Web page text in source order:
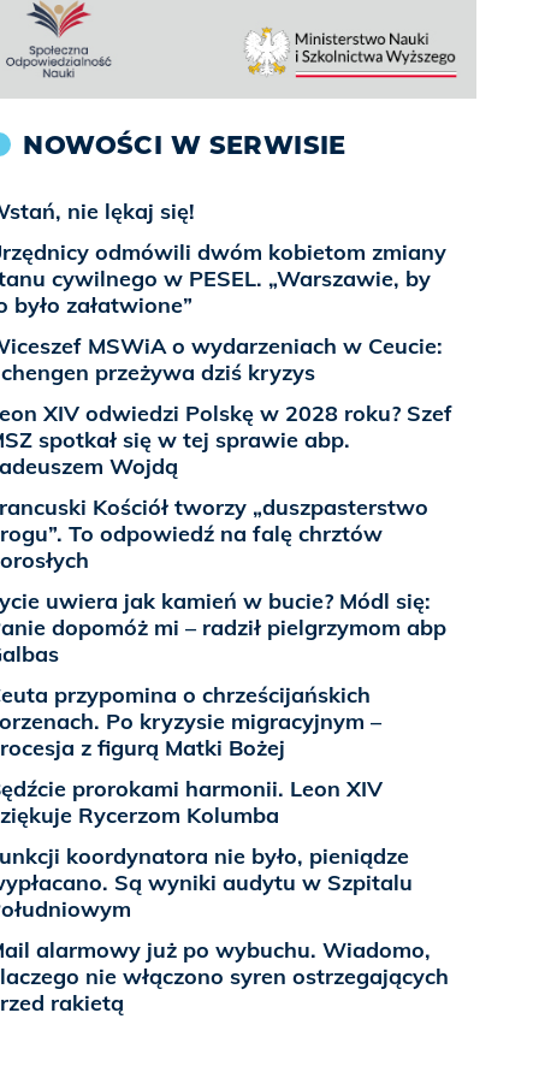
NOWOŚCI W SERWISIE
nie lękaj się!
odmówili dwóm kobietom zmiany
cywilnego w PESEL. „Warszawie, by
było załatwione”
MSWiA o wydarzeniach w Ceucie:
przeżywa dziś kryzys
XIV odwiedzi Polskę w 2028 roku? Szef
spotkał się w tej sprawie abp.
Wojdą
Kościół tworzy „duszpasterstwo
To odpowiedź na falę chrztów
uwiera jak kamień w bucie? Módl się:
dopomóż mi – radził pielgrzymom abp
przypomina o chrześcijańskich
Po kryzysie migracyjnym –
z figurą Matki Bożej
prorokami harmonii. Leon XIV
Rycerzom Kolumba
koordynatora nie było, pieniądze
Są wyniki audytu w Szpitalu
alarmowy już po wybuchu. Wiadomo,
nie włączono syren ostrzegających
rakietą